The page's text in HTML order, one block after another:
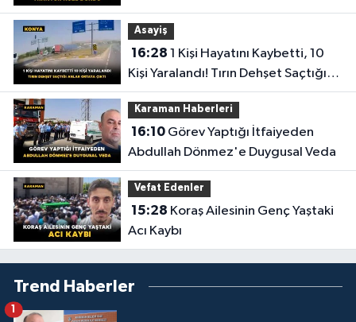
Asayiş
16:28
Kişi Yaralandı! Tırın Dehşet Saçtığı
Anlar Ortaya Çıktı
Karaman Haberleri
16:10Görev Yaptığı İtfaiyeden
Abdullah Dönmez'e Duygusal Veda
Vefat Edenler
15:28
Acı Kaybı
Trend Haberler
1